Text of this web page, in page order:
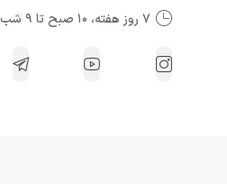
7 روز هفته، 10 صبح تا 9 شب پاسخگوی شما عزیزان هستیم.